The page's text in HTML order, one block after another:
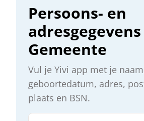
Persoons- en
Gemeente
Vul je Yivi app met je
geboortedatum, adres,
plaats en BSN.